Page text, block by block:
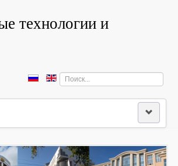
технологии и
Искать...